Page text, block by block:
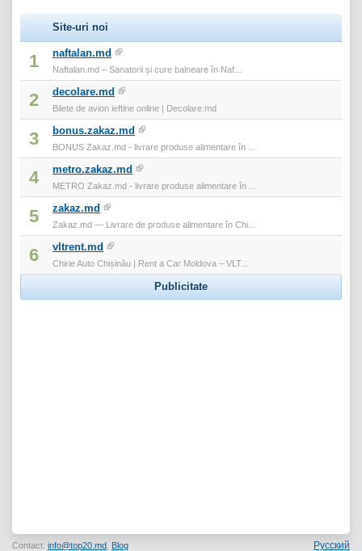
Site-uri noi
1 naftalan.md
Naftalan.md – Sanatorii și cure balneare în Naf...
2 decolare.md
Bilete de avion ieftine online | Decolare.md
3 bonus.zakaz.md
BONUS Zakaz.md - livrare produse alimentare în ...
4 metro.zakaz.md
METRO Zakaz.md - livrare produse alimentare în ...
5 zakaz.md
Zakaz.md — Livrare de produse alimentare în Chi...
6 vltrent.md
Chirie Auto Chișinău | Rent a Car Moldova – VLT...
Publicitate
Contact: info@top20.md Blog Русский